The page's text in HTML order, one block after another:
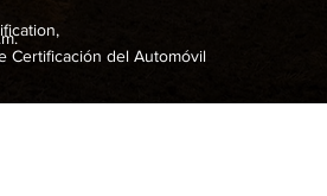
Certificación del Automóvil